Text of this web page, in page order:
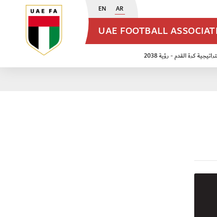
EN AR
UAE FOOTBALL
كرة القدم - رؤية 2038